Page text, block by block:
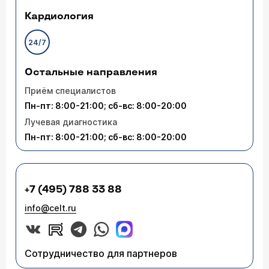
Кардиология
24/7
Остальные направления
Приём специалистов
Пн-пт: 8:00-21:00; сб-вс: 8:00-20:00
Лучевая диагностика
Пн-пт: 8:00-21:00; сб-вс: 8:00-20:00
+7 (495) 788 33 88
info@celt.ru
Сотрудничество для партнеров